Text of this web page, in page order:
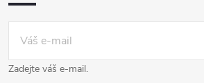
Zadejte váš e-mail.